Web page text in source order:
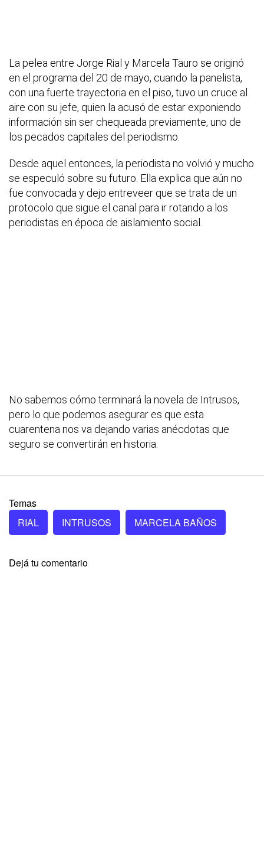
La pelea entre Jorge Rial y Marcela Tauro se originó
en el programa del 20 de mayo, cuando la panelista,
con una fuerte trayectoria en el piso, tuvo un cruce al
aire con su jefe, quien la acusó de estar exponiendo
información sin ser chequeada previamente, uno de
los pecados capitales del periodismo.
Desde aquel entonces, la periodista no volvió y mucho
se especuló sobre su futuro. Ella explica que aún no
fue convocada y dejo entreveer que se trata de un
protocolo que sigue el canal para ir rotando a los
periodistas en época de aislamiento social.
No sabemos cómo terminará la novela de Intrusos,
pero lo que podemos asegurar es que esta
cuarentena nos va dejando varias anécdotas que
seguro se convertirán en historia.
Temas
RIAL
INTRUSOS MARCELA BAÑOS
Dejá tu comentario